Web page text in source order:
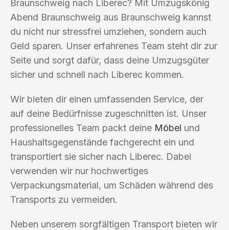
Braunschweig nach Liberec? Mit Umzugskönig
Abend Braunschweig aus Braunschweig kannst
du nicht nur stressfrei umziehen, sondern auch
Geld sparen. Unser erfahrenes Team steht dir zur
Seite und sorgt dafür, dass deine Umzugsgüter
sicher und schnell nach Liberec kommen.
Wir bieten dir einen umfassenden Service, der
auf deine Bedürfnisse zugeschnitten ist. Unser
professionelles Team packt deine Möbel und
Haushaltsgegenstände fachgerecht ein und
transportiert sie sicher nach Liberec. Dabei
verwenden wir nur hochwertiges
Verpackungsmaterial, um Schäden während des
Transports zu vermeiden.
Neben unserem sorgfältigen Transport bieten wir